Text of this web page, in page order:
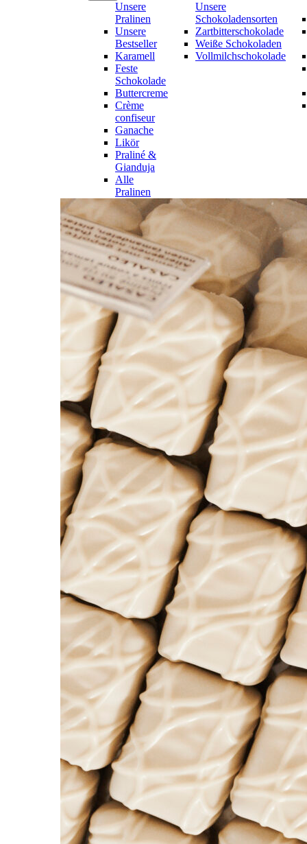
Unsere
Pralinen
Unsere
Bestseller
Karamell
Feste
Schokolade
Buttercreme
Crème
confiseur
Ganache
Likör
Praliné &
Gianduja
Alle
Pralinen
Unsere
Schokoladensorten
Zartbitterschokolade
Weiße Schokoladen
Vollmilchschokolade